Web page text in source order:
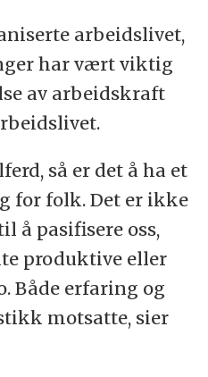
arbeidslivet,
har vært viktig
av arbeidskraft
så er det å ha et
for folk. Det er ikke
å pasifisere oss,
produktive eller
Både erfaring og
motsatte, sier